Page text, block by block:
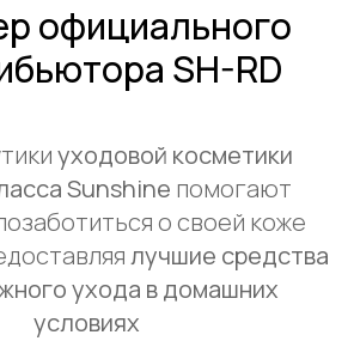
официального
SH-RD
уходовой косметики
Sunshine помогают
о своей коже
лучшие средства
ухода в домашних
условиях